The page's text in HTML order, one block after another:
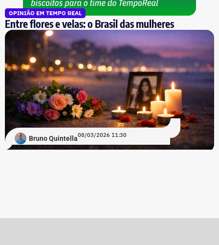
OPINIÃO EM TEMPO REAL
Entre flores e velas: o Brasil das mulheres
Bruno Quintella08/03/2026 11:30